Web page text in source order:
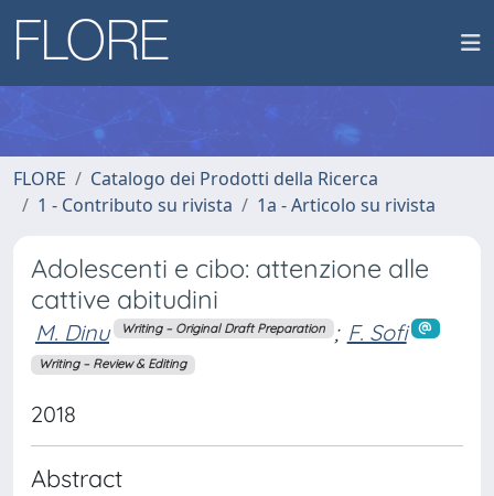
FLORE
Catalogo dei Prodotti della Ricerca
1 - Contributo su rivista
1a - Articolo su rivista
Adolescenti e cibo: attenzione alle
cattive abitudini
M. Dinu Writing – Original Draft Preparation ; F. Sofi
Writing – Review & Editing
2018
Abstract